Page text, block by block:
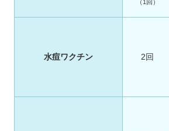
（1回）
水痘ワクチン 2回